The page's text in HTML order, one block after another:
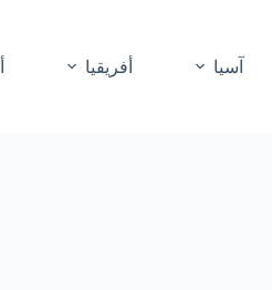
آسيا أفريقيا